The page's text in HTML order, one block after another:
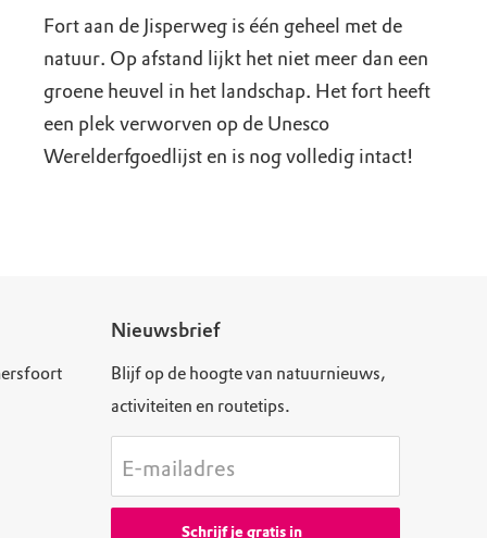
Fort aan de Jisperweg is één geheel met de
natuur. Op afstand lijkt het niet meer dan een
groene heuvel in het landschap. Het fort heeft
een plek verworven op de Unesco
Werelderfgoedlijst en is nog volledig intact!
Nieuwsbrief
Blijf op de hoogte van natuurnieuws,
activiteiten en routetips.
E-mailadres
Schrijf je gratis in